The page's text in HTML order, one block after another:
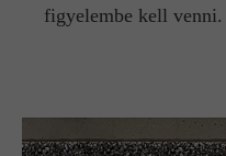
figyelembe kell venni.